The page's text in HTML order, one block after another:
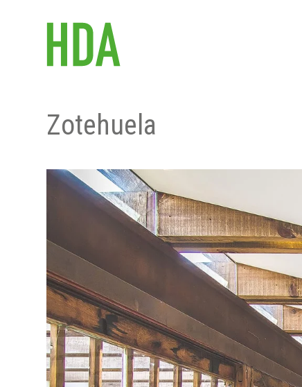
Zotehuela